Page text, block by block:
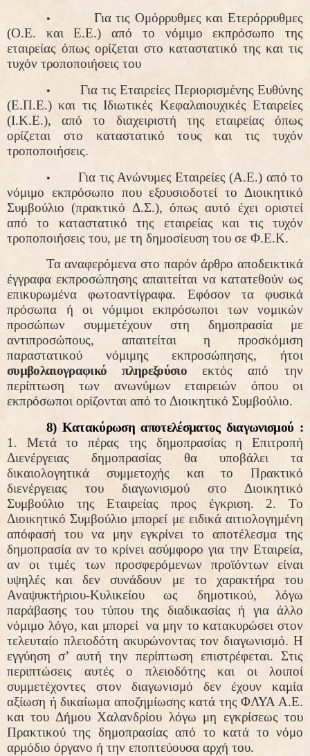
•
Για τις Ομόρρυθμες και Ετερόρρυθμες
(Ο.Ε. και Ε.Ε.) από το νόμιμο εκπρόσωπο της
εταιρείας όπως ορίζεται στο καταστατικό της και τις
τυχόν τροποποιήσεις του
•
Για τις Εταιρείες Περιορισμένης Ευθύνης
(Ε.Π.Ε.) και τις Ιδιωτικές Κεφαλαιουχικές Εταιρείες
(Ι.Κ.Ε.), από το διαχειριστή της εταιρείας όπως
ορίζεται στο καταστατικό τους και τις τυχόν
τροποποιήσεις.
•
Για τις Ανώνυμες Εταιρείες (Α.Ε.) από το
νόμιμο εκπρόσωπο που εξουσιοδοτεί το Διοικητικό
Συμβούλιο (πρακτικό Δ.Σ.), όπως αυτό έχει οριστεί
από το καταστατικό της εταιρείας και τις τυχόν
τροποποιήσεις του, με τη δημοσίευση του σε Φ.Ε.Κ.
Τα αναφερόμενα στο παρόν άρθρο αποδεικτικά
έγγραφα εκπροσώπησης απαιτείται να κατατεθούν ως
επικυρωμένα φωτοαντίγραφα. Εφόσον τα φυσικά
πρόσωπα ή οι νόμιμοι εκπρόσωποι των νομικών
προσώπων συμμετέχουν στη δημοπρασία με
αντιπροσώπους, απαιτείται η προσκόμιση
παραστατικού νόμιμης εκπροσώπησης, ήτοι
συμβολαιογραφικό πληρεξούσιο εκτός από την
περίπτωση των ανωνύμων εταιρειών όπου οι
εκπρόσωποι ορίζονται από το Διοικητικό Συμβούλιο.
8) Κατακύρωση αποτελέσματος διαγωνισμού :
1. Μετά το πέρας της δημοπρασίας η Επιτροπή
Διενέργειας δημοπρασίας θα υποβάλει τα
δικαιολογητικά συμμετοχής και το Πρακτικό
διενέργειας του διαγωνισμού στο Διοικητικό
Συμβούλιο της Εταιρείας προς έγκριση. 2. Το
Διοικητικό Συμβούλιο μπορεί με ειδικά αιτιολογημένη
απόφασή του να μην εγκρίνει το αποτέλεσμα της
δημοπρασία αν το κρίνει ασύμφορο για την Εταιρεία,
αν οι τιμές των προσφερόμενων προϊόντων είναι
υψηλές και δεν συνάδουν με το χαρακτήρα του
Αναψυκτήριου-Κυλικείου ως δημοτικού, λόγω
παράβασης του τύπου της διαδικασίας ή για άλλο
νόμιμο λόγο, και μπορεί να μην το κατακυρώσει στον
τελευταίο πλειοδότη ακυρώνοντας τον διαγωνισμό. Η
εγγύηση σ’ αυτή την περίπτωση επιστρέφεται. Στις
περιπτώσεις αυτές ο πλειοδότης και οι λοιποί
συμμετέχοντες στον διαγωνισμό δεν έχουν καμία
αξίωση ή δικαίωμα αποζημίωσης κατά της ΦΛΥΑ Α.Ε.
και του Δήμου Χαλανδρίου λόγω μη εγκρίσεως του
Πρακτικού της δημοπρασίας από το κατά το νόμο
αρμόδιο όργανο ή την εποπτεύουσα αρχή του.